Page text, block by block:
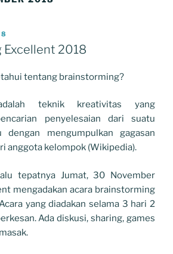
2018
tentang brainstorming?
teknik kreativitas yang
penyelesaian dari suatu
dengan mengumpulkan gagasan
anggota kelompok (Wikipedia).
tepatnya Jumat, 30 November
mengadakan acara brainstorming
yang diadakan selama 3 hari 2
Ada diskusi, sharing, games